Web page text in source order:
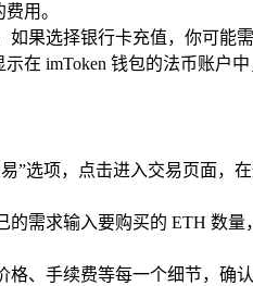
用。
如果选择银行卡充值，你可能
在 imToken 钱包的法币账户
”选项，点击进入交易页面
的需求输入要购买的 ETH 数
、手续费等每一个细节，确